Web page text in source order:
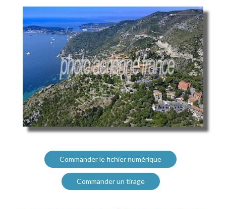
Commander le fichier numérique
Commander un tirage